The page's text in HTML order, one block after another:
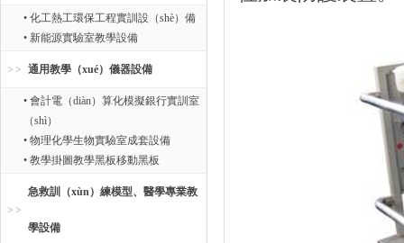
• 化工熱工環保工程實訓設（shè）備
• 新能源實驗室教學設備
通用教學（xué）儀器設備
• 會計電（diàn）算化模擬銀行實訓室
（shì）
• 物理化學生物實驗室成套設備
• 教學掛圖教學黑板移動黑板
急救訓（xùn）練模型、醫學專業教
學設備